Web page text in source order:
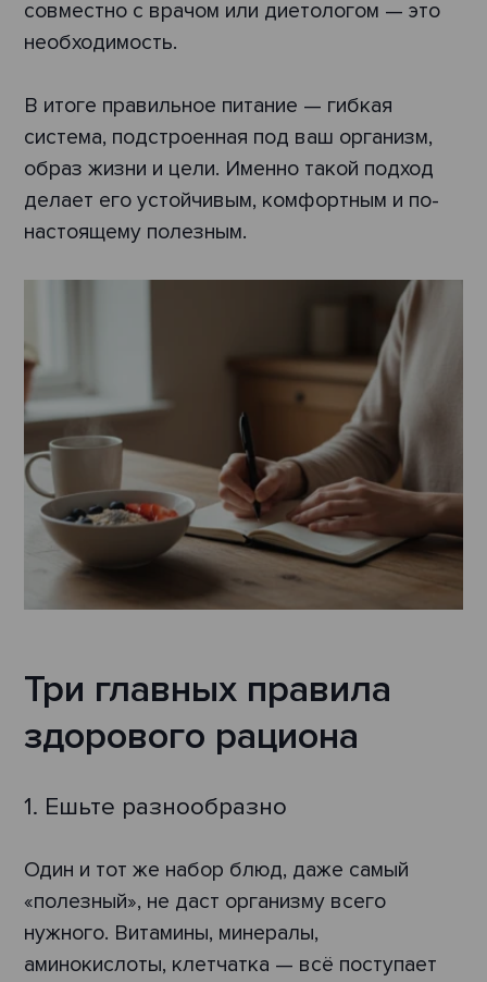
совместно с врачом или диетологом — это
необходимость.
В итоге правильное питание — гибкая
система, подстроенная под ваш организм,
образ жизни и цели. Именно такой подход
делает его устойчивым, комфортным и по-
настоящему полезным.
Три главных правила
здорового рациона
1. Ешьте разнообразно
Один и тот же набор блюд, даже самый
«полезный», не даст организму всего
нужного. Витамины, минералы,
аминокислоты, клетчатка — всё поступает